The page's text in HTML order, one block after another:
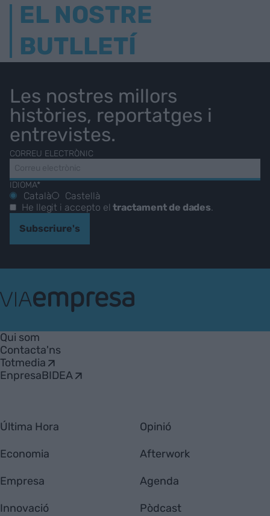
EL NOSTRE
BUTLLETÍ
Les nostres millors
històries, reportatges i
entrevistes.
CORREU ELECTRÒNIC
IDIOMA*
Català
Castellà
He llegit i accepto eltractament de dades.
Subscriure's
Empresa
Qui som
Contacta'ns
Totmedia
EnpresaBIDEA
Última Hora
Economia
Empresa
Innovació
Opinió
Afterwork
Agenda
Pòdcast